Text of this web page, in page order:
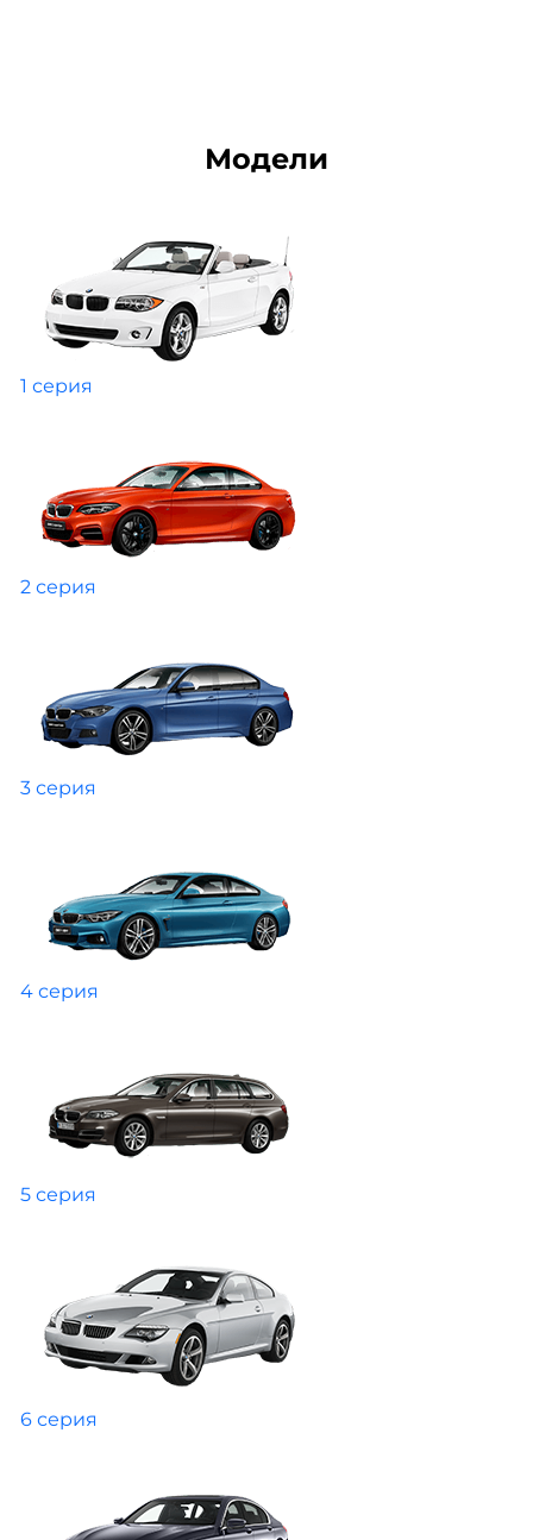
Модели
1 серия
2 серия
3 серия
4 серия
5 серия
6 серия